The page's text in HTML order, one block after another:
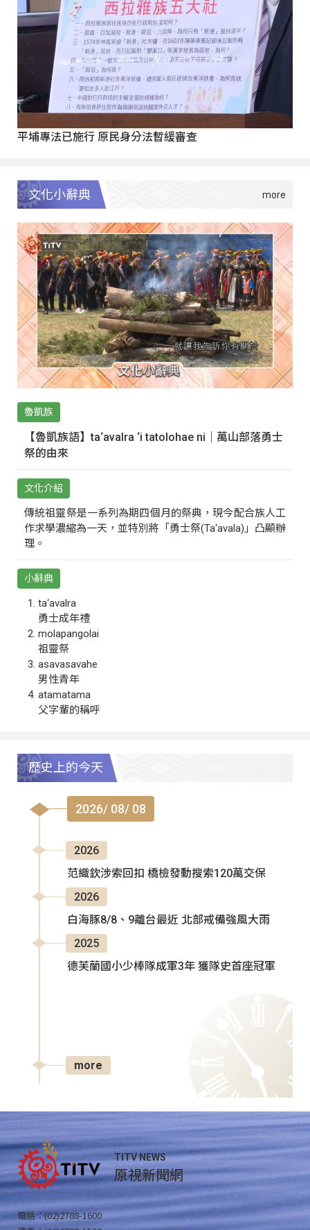
平埔專法已施行 原民身分法暫緩審查
文化小辭典
魯凱族
【魯凱族語】ta‘avalra ‘i tatolohae ni｜萬山部落勇士
祭的由來
文化介紹
傳統祖靈祭是一系列為期四個月的祭典，現今配合族人工
作求學濃縮為一天，並特別將「勇士祭(Ta‘avala)」凸顯辦
理。
小辭典
ta‘avalra
勇士成年禮
molapangolai
祖靈祭
asavasavahe
男性青年
atamatama
父字輩的稱呼
歷史上的今天
2026/ 08/ 08
2026
范織欽涉索回扣 橋檢發動搜索120萬交保
2026
白海豚8/8、9離台最近 北部戒備強風大雨
2025
德芙蘭國小少棒隊成軍3年 獲隊史首座冠軍
more
TITV NEWS
原視新聞網
電話：(02)2788-1600